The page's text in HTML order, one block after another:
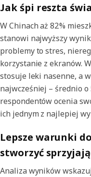
Jak śpi reszta
W Chinach aż 82%
stanowi najwyższy wynik
problemy to stres,
korzystanie z ekranów.
stosuje leki nasenne, a
najwcześniej – średnio o
respondentów ocenia
ich jednym z najlepiej
Lepsze warunki
stworzyć
Analiza wyników